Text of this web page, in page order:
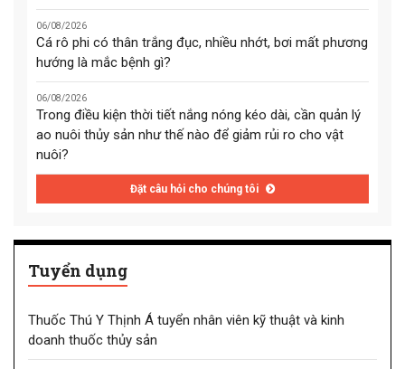
06/08/2026
Cá rô phi có thân trắng đục, nhiều nhớt, bơi mất phương
hướng là mắc bệnh gì?
06/08/2026
Trong điều kiện thời tiết nắng nóng kéo dài, cần quản lý
ao nuôi thủy sản như thế nào để giảm rủi ro cho vật
nuôi?
Đặt câu hỏi cho chúng tôi
Tuyển dụng
Thuốc Thú Y Thịnh Á tuyển nhân viên kỹ thuật và kinh
doanh thuốc thủy sản